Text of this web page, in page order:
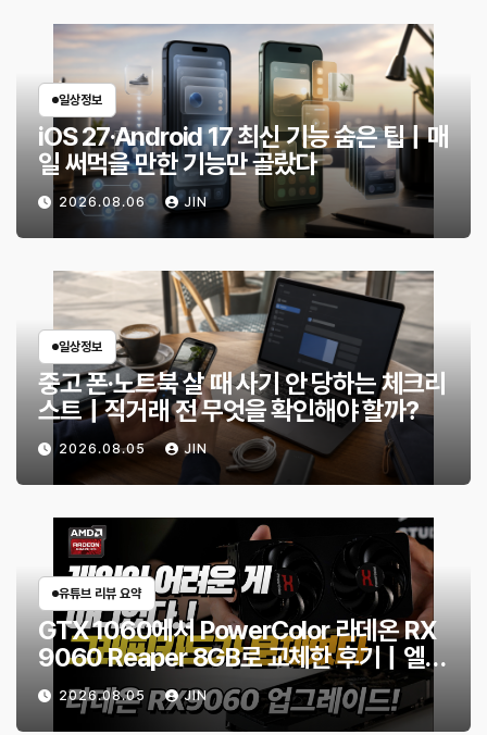
일상정보
iOS 27·Android 17 최신 기능 숨은 팁｜매
일 써먹을 만한 기능만 골랐다
2026.08.06 JIN
일상정보
중고 폰·노트북 살 때 사기 안 당하는 체크리
스트｜직거래 전 무엇을 확인해야 할까?
2026.08.05 JIN
유튜브 리뷰 요약
GTX 1060에서 PowerColor 라데온 RX
9060 Reaper 8GB로 교체한 후기｜엘든
링·몬스터 헌터 와일즈 체감 변화
2026.08.05 JIN